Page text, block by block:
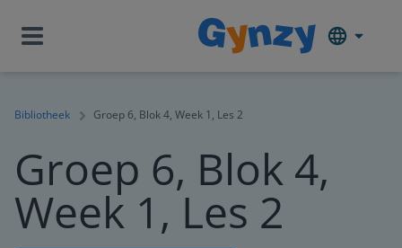
Bibliotheek Groep 6, Blok 4, Week 1, Les 2
Groep 6, Blok 4,
Week 1, Les 2